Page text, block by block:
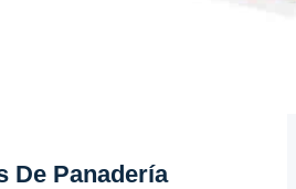
De Panadería